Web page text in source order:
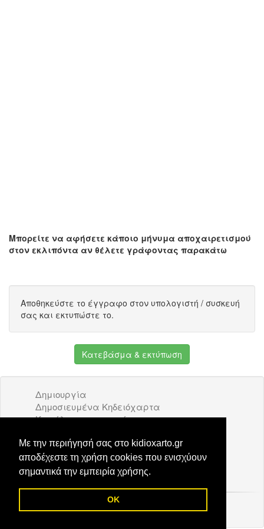
Με την περιήγησή σας στο kidioxarto.gr
αποδέχεστε τη χρήση cookies που ενισχύουν
σημαντικά την εμπειρία χρήσης.
OK
Μπορείτε να αφήσετε κάποιο μήνυμα αποχαιρετισμού
στον εκλιπόντα αν θέλετε γράφοντας παρακάτω
Αποθηκεύστε το έγγραφο στον υπολογιστή / συσκευή
σας και εκτυπώστε το.
Κατεβάσμα & εκτύπωση
Δημιουργία
Δημοσιευμένα Κηδειόχαρτα
Κατάλογος επιχειρήσεων
Διαφήμιση
Επικοινωνία
© 2026 Kidioxarto.gr /Επικοινωνία